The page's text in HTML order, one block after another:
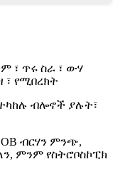
፣ ጥሩ ስራ ፣ ውሃ
፣ የሚበረክት
ብሎኖች ያሉት፣
ብርሃን ምንጭ,
ምንም የስትሮቦስኮፒክ